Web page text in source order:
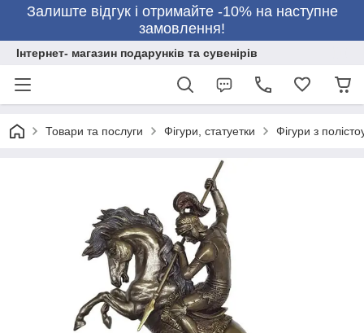
Залиште відгук і отримайте -10% на наступне
замовлення!
Інтернет- магазин подарунків та сувенірів
Товари та послуги Фігури, статуетки Фігури з